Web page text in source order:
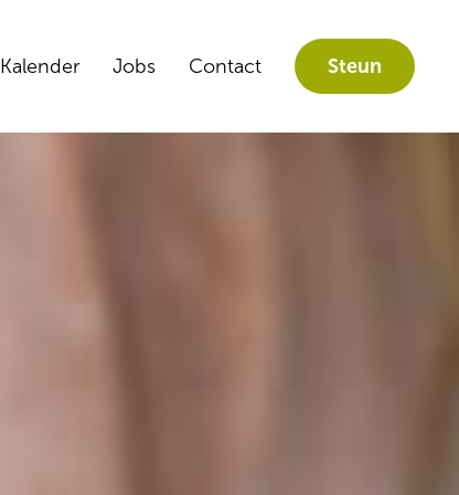
Kalender Jobs Contact Steun